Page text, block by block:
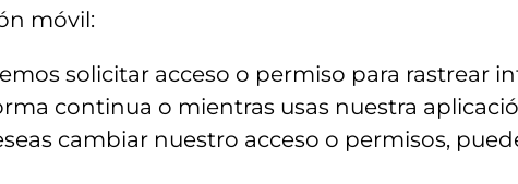
móvil:
solicitar acceso o permiso para rastrear
continua o mientras usas nuestra
cambiar nuestro acceso o permisos,